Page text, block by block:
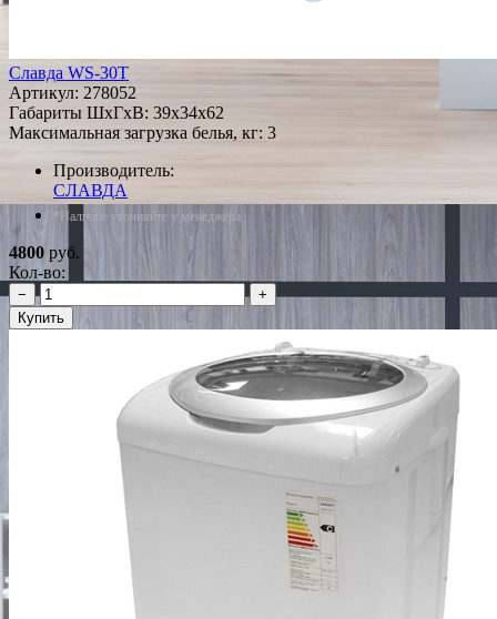
Славда WS-30T
Артикул: 278052
Габариты ШxГxВ: 39x34x62
Максимальная загрузка белья, кг: 3
Производитель:
СЛАВДА
*Наличие уточняйте у менеджера
4800 руб.
Кол-во:
−
+
Купить